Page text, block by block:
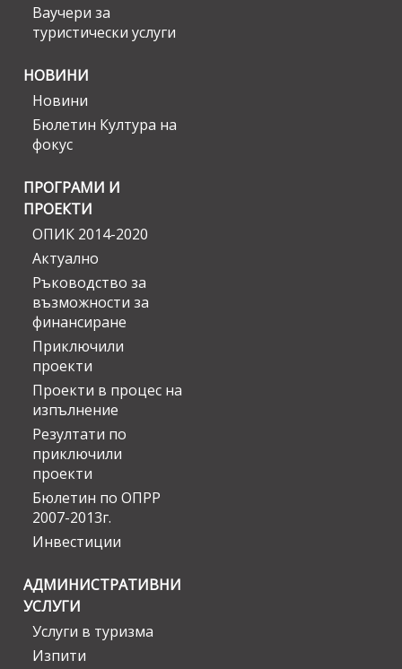
Ваучери за
туристически услуги
НОВИНИ
Новини
Бюлетин Култура на
фокус
ПРОГРАМИ И
ПРОЕКТИ
ОПИК 2014-2020
Актуално
Ръководство за
възможности за
финансиране
Приключили
проекти
Проекти в процес на
изпълнение
Резултати по
приключили
проекти
Бюлетин по ОПРР
2007-2013г.
Инвестиции
АДМИНИСТРАТИВНИ
УСЛУГИ
Услуги в туризма
Изпити